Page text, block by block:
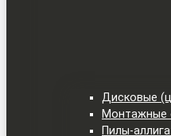
Дисковые
Монтажные
Пилы-